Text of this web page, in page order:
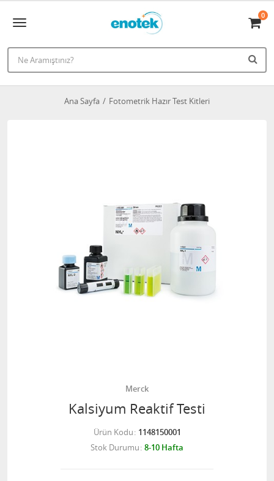
0
Ana Sayfa Fotometrik Hazır Test Kitleri
Merck
Kalsiyum Reaktif Testi
Ürün Kodu 1148150001
Stok Durumu 8-10 Hafta